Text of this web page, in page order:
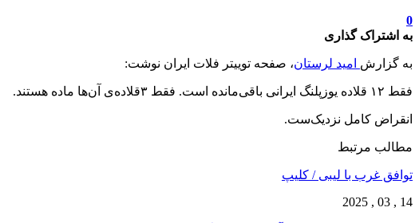
0
به اشتراک گذاری
به گزارش امید لرستان، صفحه توییتر فلات ایران نوشت:
فقط ۱۲ قلاده یوزپلنگ ایرانی باقی‌مانده است. فقط ۳قلاده‌ی آن‌ها ماده هستند.
انقراض کامل نزدیک‌ست.
مطالب مرتبط
توافق غرب با لیبی / کلیپ
14 , 03 , 2025